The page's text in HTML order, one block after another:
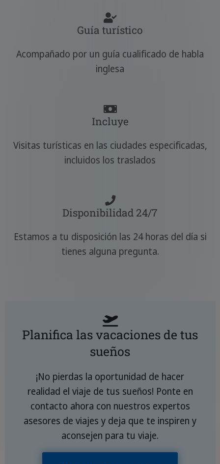
Guía turístico
Acompañado por un guía cualificado de habla
inglesa
Incluye
Visitas turísticas en las ciudades especificadas,
incluidos los traslados
Disponibilidad 24/7
Estamos a tu disposición las 24 horas del día si
tienes alguna pregunta.
Planifica las vacaciones de tus
sueños
¡No pierdas la oportunidad de hacer
realidad el viaje de tus sueños! Ponte en
contacto ahora con nuestros expertos
asesores de viajes y deja que te inspiren y
aconsejen para tu viaje.